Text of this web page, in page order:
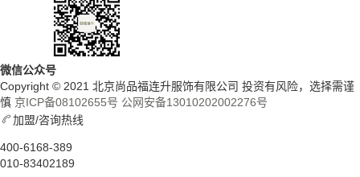
微信公众号
Copyright © 2021 北京尚品福连升服饰有限公司 投资有风险，选择需谨
慎 京ICP备08102655号 公网安备13010202002276号
加盟/咨询热线
400-6168-389
010-83402189